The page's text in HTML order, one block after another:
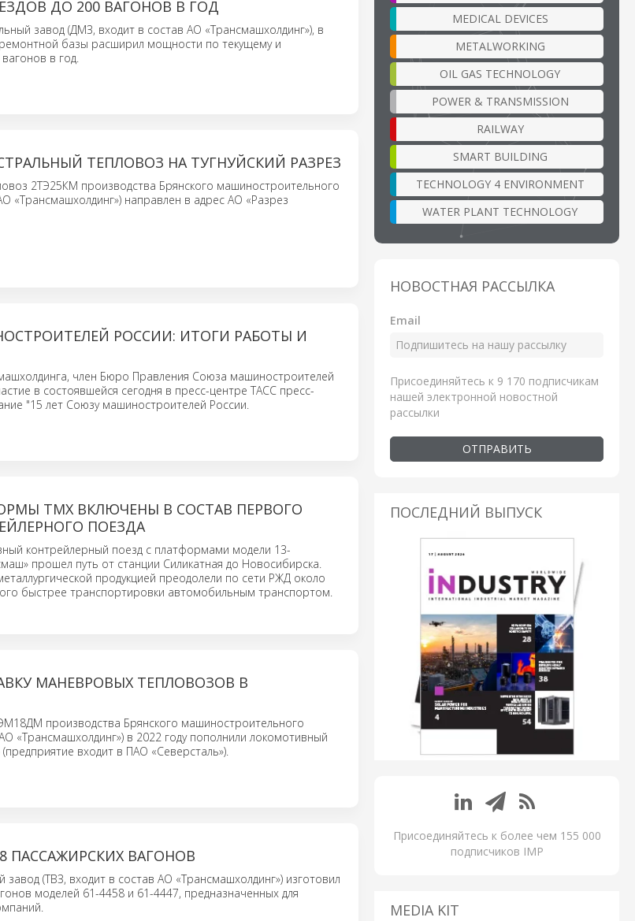
ДО 200 ВАГОНОВ В ГОД
завод (ДМЗ, входит в состав АО «Трансмашхолдинг»), в
базы расширил мощности по текущему и
в год.
ТЕПЛОВОЗ НА ТУГНУЙСКИЙ РАЗРЕЗ
2ТЭ25КМ производства Брянского машиностроительного
«Трансмашхолдинг») направлен в адрес АО «Разрез
РОССИИ: ИТОГИ РАБОТЫ И
член Бюро Правления Союза машиностроителей
в состоявшейся сегодня в пресс-центре ТАСС пресс-
"15 лет Союзу машиностроителей России.
ТМХ ВКЛЮЧЕНЫ В СОСТАВ ПЕРВОГО
ПОЕЗДА
контрейлерный поезд с платформами модели 13-
прошел путь от станции Силикатная до Новосибирска.
продукцией преодолели по сети РЖД около
быстрее транспортировки автомобильным транспортом.
МАНЕВРОВЫХ ТЕПЛОВОЗОВ В
производства Брянского машиностроительного
«Трансмашхолдинг») в 2022 году пополнили локомотивный
входит в ПАО «Северсталь»).
ПАССАЖИРСКИХ ВАГОНОВ
(ТВЗ, входит в состав АО «Трансмашхолдинг») изготовил
моделей 61-4458 и 61-4447, предназначенных для
MEDICAL DEVICES
METALWORKING
OIL GAS TECHNOLOGY
POWER & TRANSMISSION
RAILWAY
SMART BUILDING
TECHNOLOGY 4 ENVIRONMENT
WATER PLANT TECHNOLOGY
НОВОСТНАЯ РАССЫЛКА
Email
Присоединяйтесь к 9 170 подписчикам
нашей электронной новостной
рассылки
ОТПРАВИТЬ
ПОСЛЕДНИЙ ВЫПУСК
Присоединяйтесь к более чем 155 000
подписчиков IMP
MEDIA KIT